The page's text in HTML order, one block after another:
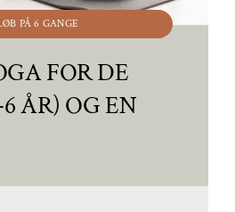
PÅ 6 GANGE
FOR DE
ÅR) OG EN